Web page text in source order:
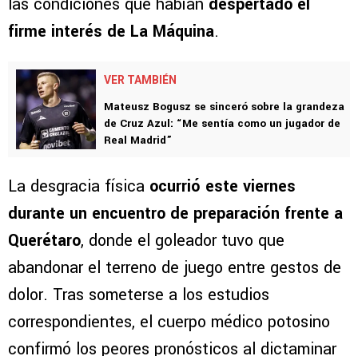
las condiciones que habían despertado el
firme interés de La Máquina.
VER TAMBIÉN
Mateusz Bogusz se sinceró sobre la grandeza
de Cruz Azul: “Me sentía como un jugador de
Real Madrid”
La desgracia física ocurrió este viernes
durante un encuentro de preparación frente a
Querétaro, donde el goleador tuvo que
abandonar el terreno de juego entre gestos de
dolor. Tras someterse a los estudios
correspondientes, el cuerpo médico potosino
confirmó los peores pronósticos al dictaminar